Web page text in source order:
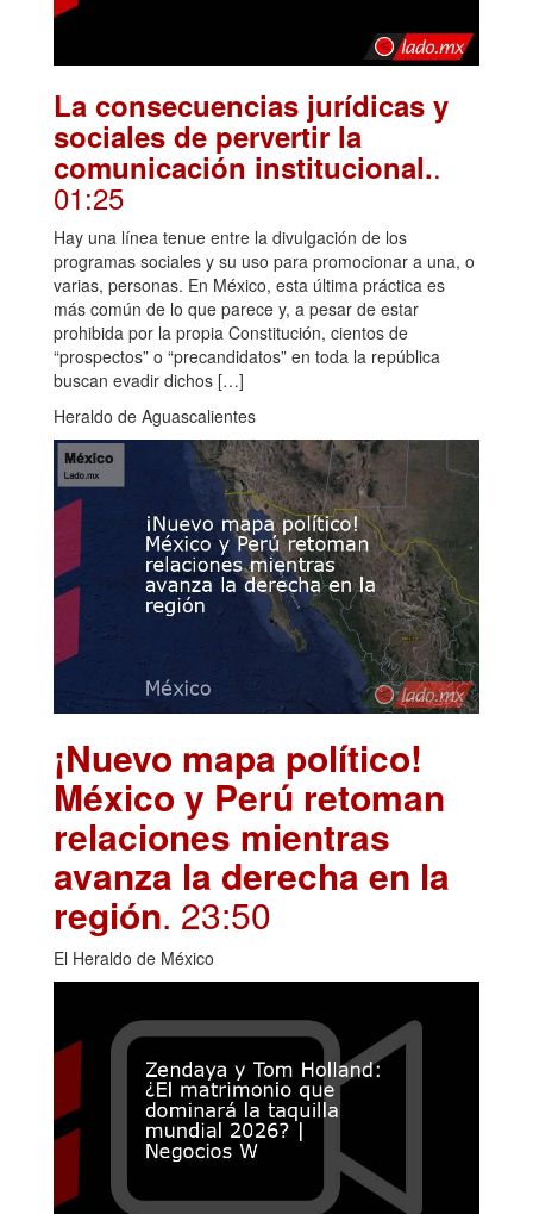
La consecuencias jurídicas y
sociales de pervertir la
comunicación institucional..
01:25
Hay una línea tenue entre la divulgación de los
programas sociales y su uso para promocionar a una, o
varias, personas. En México, esta última práctica es
más común de lo que parece y, a pesar de estar
prohibida por la propia Constitución, cientos de
“prospectos” o “precandidatos” en toda la república
buscan evadir dichos […]
Heraldo de Aguascalientes
¡Nuevo mapa político!
México y Perú retoman
relaciones mientras
avanza la derecha en la
región. 23:50
El Heraldo de México